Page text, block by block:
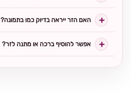
האם הזר ייראה בדיוק כמו בתמונה?
אפשר להוסיף ברכה או מתנה לזר?